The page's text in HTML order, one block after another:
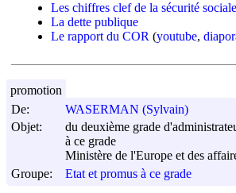
Les chiffres clef de la sécurité sociale
La dette publique
Le rapport du COR (youtube,
De:
WASERMAN (Sylvain)
Objet:
du deuxième grade
à ce grade
Ministère de l'Europe et des
Groupe:
Etat et promus à ce grade
promotion